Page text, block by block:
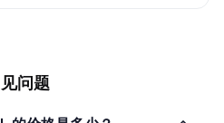
问题